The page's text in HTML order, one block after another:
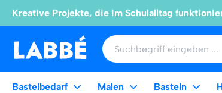
Kreative Projekte, die im Schulalltag
Bastelbedarf Malen Basteln